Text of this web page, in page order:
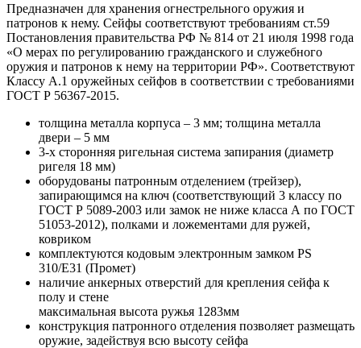
Предназначен для хранения огнестрельного оружия и
патронов к нему. Сейфы соответствуют требованиям ст.59
Постановления правительства РФ № 814 от 21 июля 1998 года
«О мерах по регулированию гражданского и служебного
оружия и патронов к нему на территории РФ». Соответствуют
Классу А.1 оружейных сейфов в соответствии с требованиями
ГОСТ Р 56367-2015.
толщина металла корпуса – 3 мм; толщина металла
двери – 5 мм
3-х сторонняя ригельная система запирания (диаметр
ригеля 18 мм)
оборудованы патронным отделением (трейзер),
запирающимся на ключ (соответствующий 3 классу по
ГОСТ Р 5089-2003 или замок не ниже класса А по ГОСТ
51053-2012), полками и ложементами для ружей,
ковриком
комплектуются кодовым электронным замком PS
310/E31 (Промет)
наличие анкерных отверстий для крепления сейфа к
полу и стене
максимальная высота ружья 1283мм
конструкция патронного отделения позволяет размещать
оружие, задействуя всю высоту сейфа